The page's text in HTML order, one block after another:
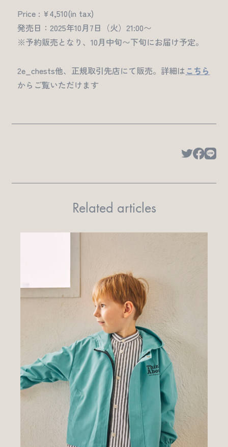
Price : ¥4,510(in tax)
発売日：2025年10月7日（火）21:00〜
※予約販売となり、10月中旬〜下旬にお届け予定。
2e_chests他、正規取引先店にて販売。詳細はこちら
からご覧いただけます
Related articles